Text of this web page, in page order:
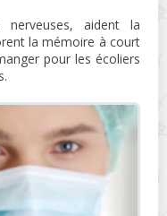
aident la
la mémoire à court
pour les écoliers